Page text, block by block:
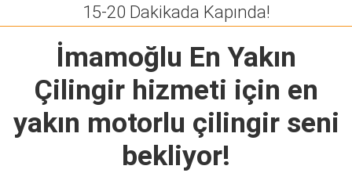
15-20 Dakikada Kapında!
İmamoğlu En Yakın
Çilingirhizmeti için en
yakın motorlu çilingir seni
bekliyor!